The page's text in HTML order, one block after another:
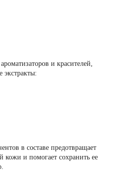
и красителей,
экстракты:
в составе предотвращает
кожи и помогает сохранить ее